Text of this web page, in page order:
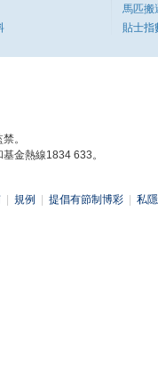
馬匹搬
貼士指
。
金熱線1834 633。
規例 提倡有節制博彩 私